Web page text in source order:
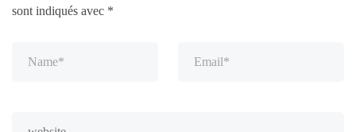
sont indiqués avec *